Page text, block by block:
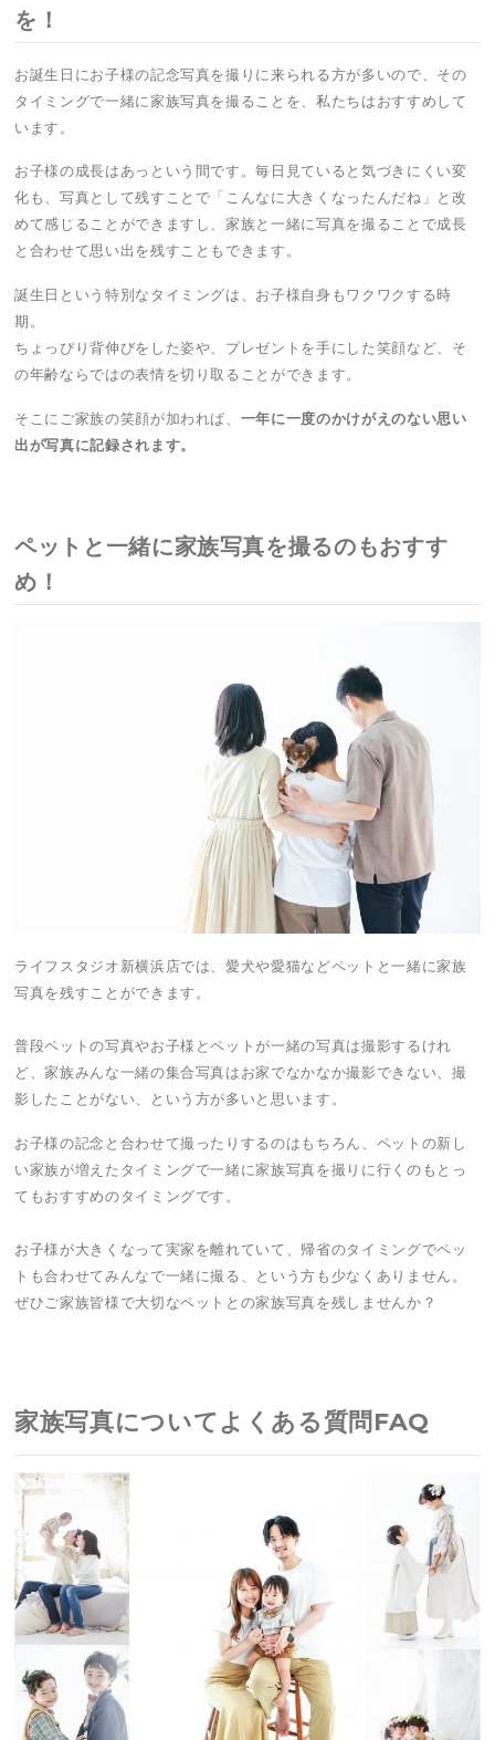
を！
お誕生日にお子様の記念写真を撮りに来られる方が多いので、その
タイミングで一緒に家族写真を撮ることを、私たちはおすすめして
います。
お子様の成長はあっという間です。毎日見ていると気づきにくい変
化も、写真として残すことで「こんなに大きくなったんだね」と改
めて感じることができますし、家族と一緒に写真を撮ることで成長
と合わせて思い出を残すこともできます。
誕生日という特別なタイミングは、お子様自身もワクワクする時
期。
ちょっぴり背伸びをした姿や、プレゼントを手にした笑顔など、そ
の年齢ならではの表情を切り取ることができます。
そこにご家族の笑顔が加われば、 一年に一度のかけがえのない思い
出が写真に記録されます。
ペットと一緒に家族写真を撮るのもおすす
め！
ライフスタジオ新横浜店では、愛犬や愛猫などペットと一緒に家族
写真を残すことができます。
普段ペットの写真やお子様とペットが一緒の写真は撮影するけれ
ど、家族みんな一緒の集合写真はお家でなかなか撮影できない、撮
影したことがない、という方が多いと思います。
お子様の記念と合わせて撮ったりするのはもちろん、ペットの新し
い家族が増えたタイミングで一緒に家族写真を撮りに行くのもとっ
てもおすすめのタイミングです。
お子様が大きくなって実家を離れていて、帰省のタイミングでペッ
トも合わせてみんなで一緒に撮る、という方も少なくありません。
ぜひご家族皆様で大切なペットとの家族写真を残しませんか？
家族写真についてよくある質問FAQ